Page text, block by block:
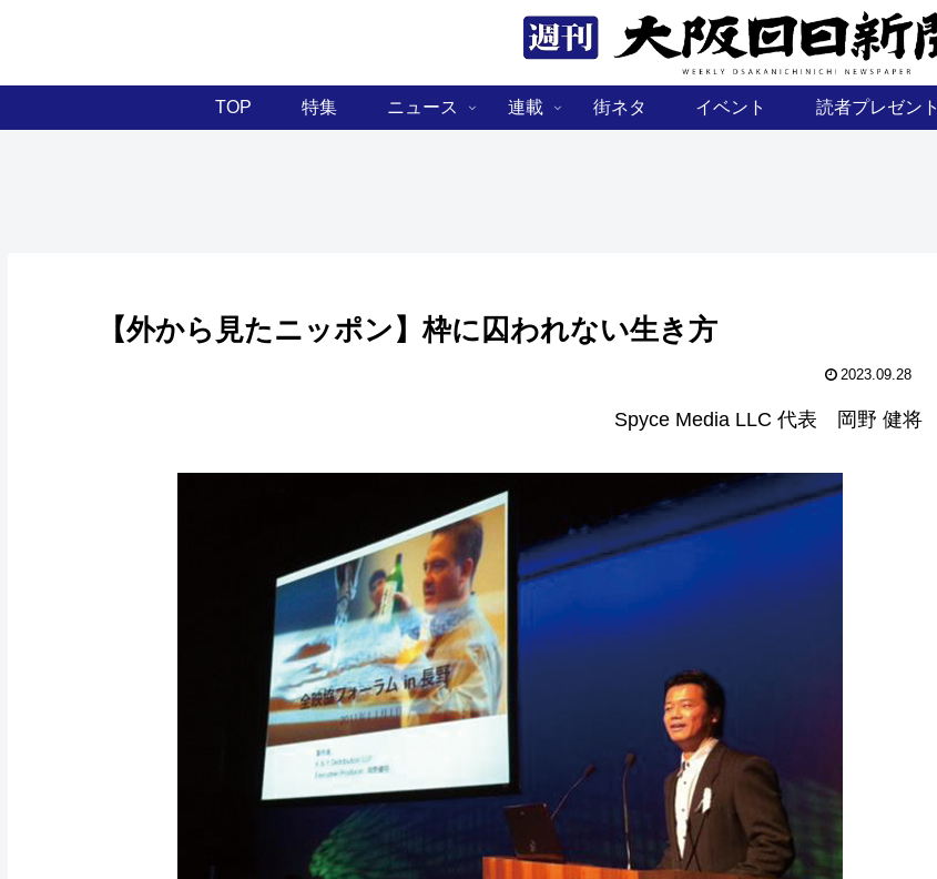
TOP 特集 ニュース 連載 街ネタ イベント 読者プレゼント
【外から見たニッポン】枠に囚われない生き方
2023.09.28
Spyce Media LLC 代表 岡野 健将